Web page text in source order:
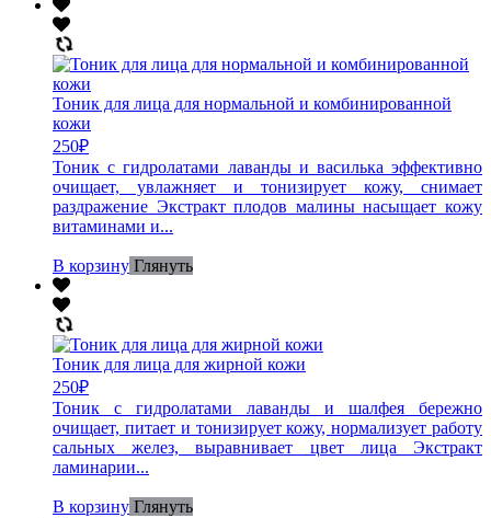
Тоник для лица для нормальной и комбинированной
кожи
250₽
Тоник с гидролатами лаванды и василька эффективно
очищает, увлажняет и тонизирует кожу, снимает
раздражение Экстракт плодов малины насыщает кожу
витаминами и...
В корзину Глянуть
Тоник для лица для жирной кожи
250₽
Тоник с гидролатами лаванды и шалфея бережно
очищает, питает и тонизирует кожу, нормализует работу
сальных желез, выравнивает цвет лица Экстракт
ламинарии...
В корзину Глянуть